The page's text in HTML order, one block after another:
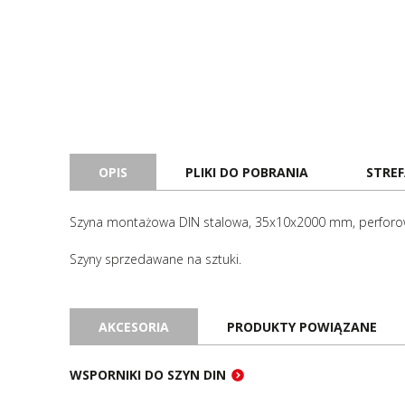
OPIS PLIKI DO POBRANIA
Szyna montażowa DIN stalowa, 35x10x2000 mm,
Szyny sprzedawane na sztuki.
AKCESORIA PRODUKTY POWIĄZANE
WSPORNIKI DO SZYN DIN